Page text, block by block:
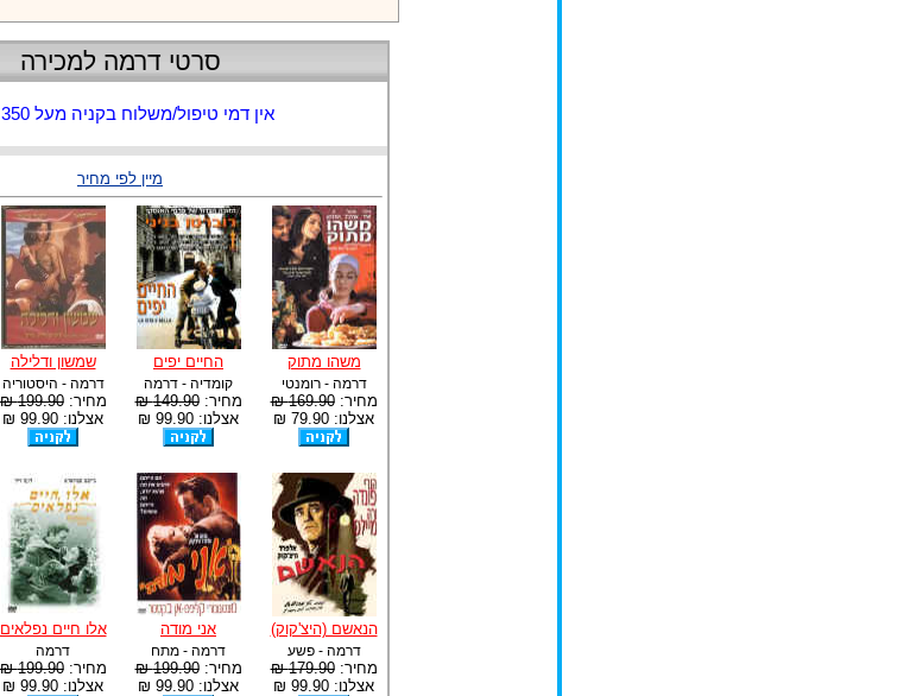
סרטי דרמה למכירה
אין דמי טיפול/משלוח בקניה מעל 350 ש"ח
מיין לפי מחיר
משהו מתוק
דרמה - רומנטי
מחיר:169.90 ₪
אצלנו: 79.90 ₪
החיים יפים
קומדיה - דרמה
מחיר:149.90 ₪
אצלנו: 99.90 ₪
שמשון ודלילה
דרמה - היסטוריה
מחיר:199.90 ₪
אצלנו: 99.90 ₪
הנאשם (היצ'קוק)
דרמה - פשע
מחיר:179.90 ₪
אצלנו: 99.90 ₪
אני מודה
דרמה - מתח
מחיר:199.90 ₪
אצלנו: 99.90 ₪
אלו חיים נפלאים
דרמה
מחיר:199.90 ₪
אצלנו: 99.90 ₪